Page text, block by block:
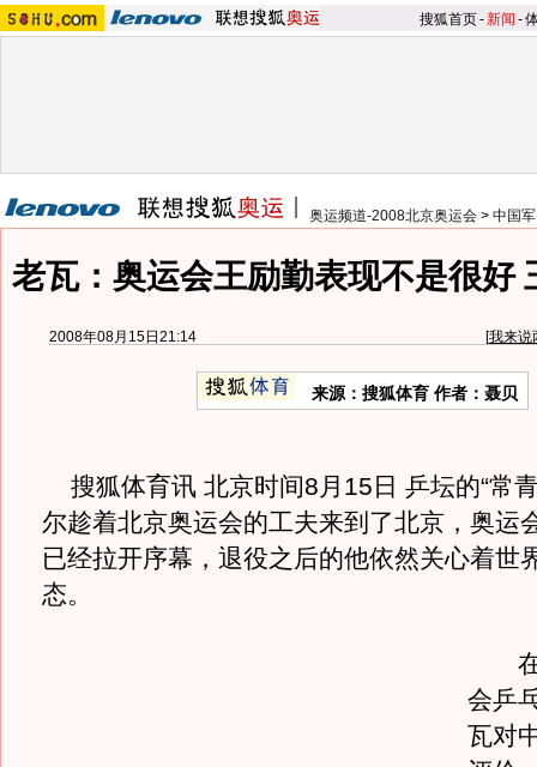
搜狐首页-新闻 -
奥运频道-2008北京奥运会 > 中国
老瓦：奥运会王励勤表现不是很好
2008年08月15日21:14 [我来说
来源：搜狐体育 作者：聂贝
搜狐体育讯 北京时间8月15日 乒坛的“常
尔趁着北京奥运会的工夫来到了北京，奥运
已经拉开序幕，退役之后的他依然关心着世
态。
在
会乒
瓦对